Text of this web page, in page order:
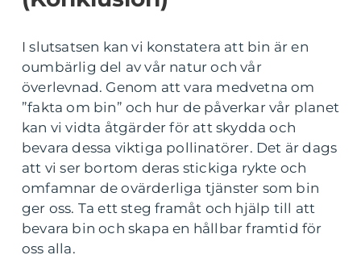
I slutsatsen kan vi konstatera att bin är en
oumbärlig del av vår natur och vår
överlevnad. Genom att vara medvetna om
”fakta om bin” och hur de påverkar vår planet
kan vi vidta åtgärder för att skydda och
bevara dessa viktiga pollinatörer. Det är dags
att vi ser bortom deras stickiga rykte och
omfamnar de ovärderliga tjänster som bin
ger oss. Ta ett steg framåt och hjälp till att
bevara bin och skapa en hållbar framtid för
oss alla.